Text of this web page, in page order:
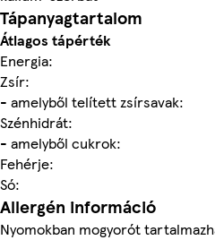
Tápanyagtartalom
Átlagos tápérték
Energia:
Zsír:
- amelyből telített zsírsavak:
Szénhidrát:
- amelyből cukrok:
Fehérje:
Só:
Allergén információ
Nyomokban mogyorót